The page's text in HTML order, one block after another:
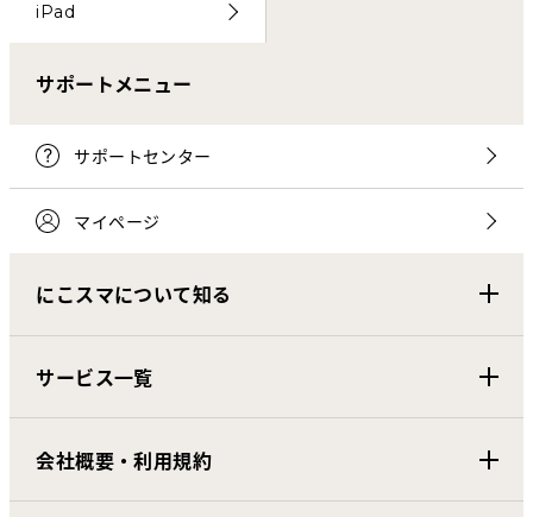
iPad
サポートメニュー
サポートセンター
マイページ
にこスマについて知る
サービス一覧
会社概要・利用規約